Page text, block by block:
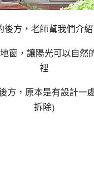
後方，老師幫我們介
窗，讓陽光可以自然
裡
方，原本是有設計一
拆除)